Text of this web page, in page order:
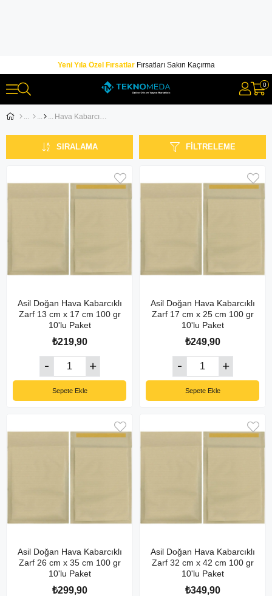
Yeni Yıla Özel FırsatlarFırsatları Sakın Kaçırma
0
Hava Kabarcıklı Zarflar
FILTRELEME
SIRALAMA
Asil Doğan Hava Kabarcıklı
Zarf 13 cm x 17 cm 100 gr
10'lu Paket
₺219,90
Sepete Ekle
Asil Doğan Hava Kabarcıklı
Zarf 17 cm x 25 cm 100 gr
10'lu Paket
₺249,90
Sepete Ekle
Asil Doğan Hava Kabarcıklı
Zarf 26 cm x 35 cm 100 gr
10'lu Paket
₺299,90
Asil Doğan Hava Kabarcıklı
Zarf 32 cm x 42 cm 100 gr
10'lu Paket
₺349,90